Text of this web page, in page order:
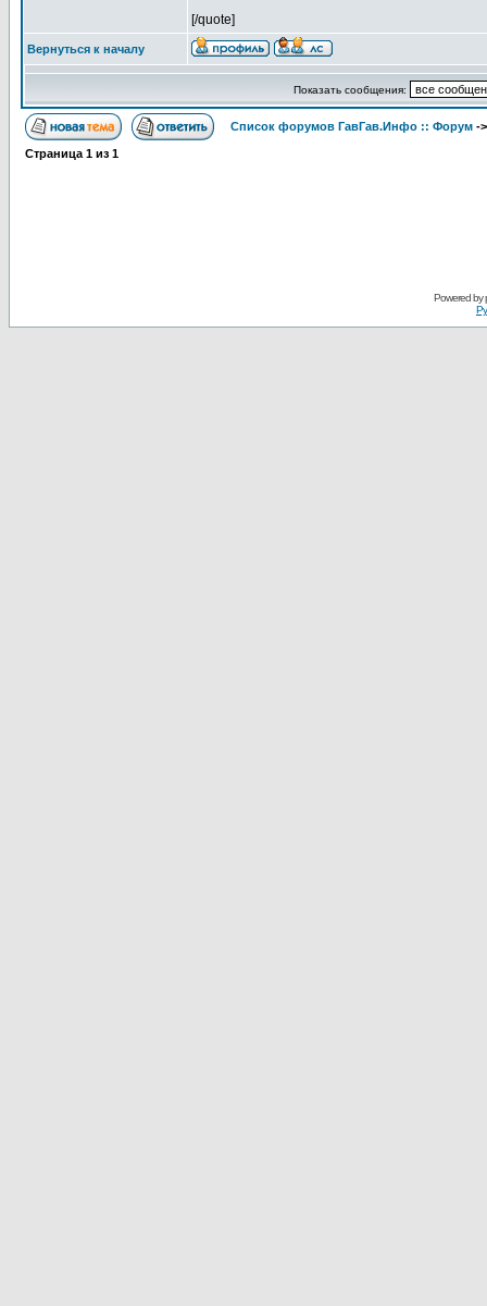
[/quote]
Вернуться к началу
Показать сообщения:
Список форумов ГавГав.Инфо :: Форум -
Страница 1 из 1
Powered by